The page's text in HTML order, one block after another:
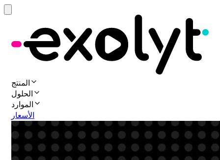
المنتج
الحلول
الموارد
الأسعار